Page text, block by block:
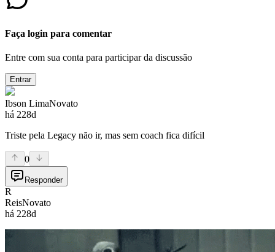
Faça login para comentar
Entre com sua conta para participar da discussão
Entrar
Ibson LimaNovato
há 228d
Triste pela Legacy não ir, mas sem coach fica difícil
0
Responder
R
ReisNovato
há 228d